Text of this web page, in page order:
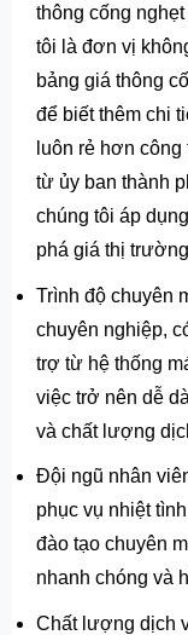
thông cống
tôi là đơn vị
bảng giá thông
để biết thêm chi
luôn rẻ hơn
từ ủy ban thành
chúng tôi áp
phá giá thị
Trình độ chuyên
chuyên nghiệp,
trợ từ hệ thống
việc trở nên dễ
và chất lượng
Đội ngũ nhân
phục vụ nhiệt
đào tạo chuyên
nhanh chóng và
Chất lượng dịch